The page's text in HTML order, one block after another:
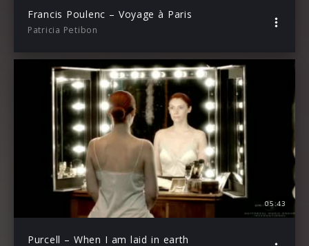
Francis Poulenc – Voyage à Paris
Patricia Petibon
05:43
Purcell – When I am laid in earth